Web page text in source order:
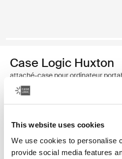
This website uses cookies
We use cookies to personalise
provide social media features
Case Logic Huxton
attaché-case pour ordinateur
39,99 €
Couleur
Case Logic Huxton 13.3" Laptop